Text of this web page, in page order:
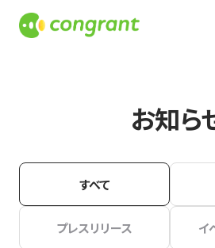
お知ら
すべて
プレスリリース イ